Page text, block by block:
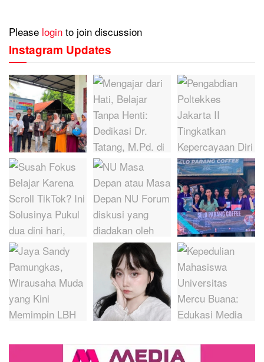
Please login to join discussion
Instagram Updates